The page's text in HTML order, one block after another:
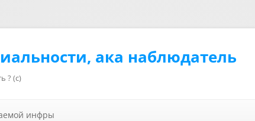
ака наблюдатель
? (с)
инфры